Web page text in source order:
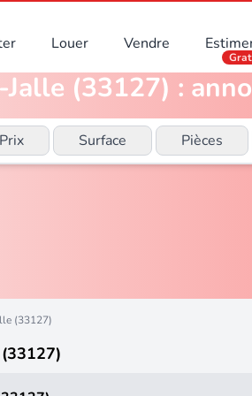
Louer Vendre
(33127) :
Prix Surface Pièces
(33127)